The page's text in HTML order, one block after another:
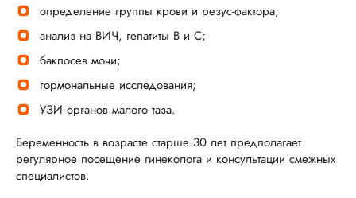
определение группы крови и резус-фактора;
анализ на ВИЧ, гепатиты В и С;
бакпосев мочи;
гормональные исследования;
УЗИ органов малого таза.
Беременность в возрасте старше 30 лет предполагает
регулярное посещение гинеколога и консультации смежных
специалистов.